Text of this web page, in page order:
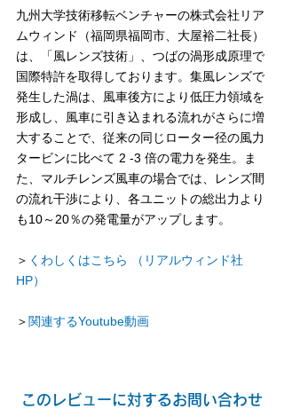
九州大学技術移転ベンチャーの株式会社リア
ムウィンド（福岡県福岡市、大屋裕二社長）
は、「風レンズ技術」、つばの渦形成原理で
国際特許を取得しております。集風レンズで
発生した渦は、風車後方により低圧力領域を
形成し、風車に引き込まれる流れがさらに増
大することで、従来の同じローター径の風力
タービンに比べて 2 -3 倍の電力を発生。ま
た、マルチレンズ風車の場合では、レンズ間
の流れ干渉により、各ユニットの総出力より
も10～20％の発電量がアップします。
＞ くわしくはこちら （リアルウィンド社
HP）
＞ 関連するYoutube動画
このレビューに対するお問い合わせ